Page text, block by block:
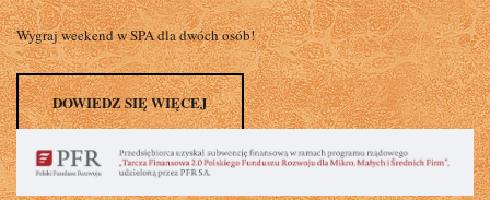
Wygraj weekend w SPA dla dwóch osób!
DOWIEDZ SIĘ WIĘCEJ